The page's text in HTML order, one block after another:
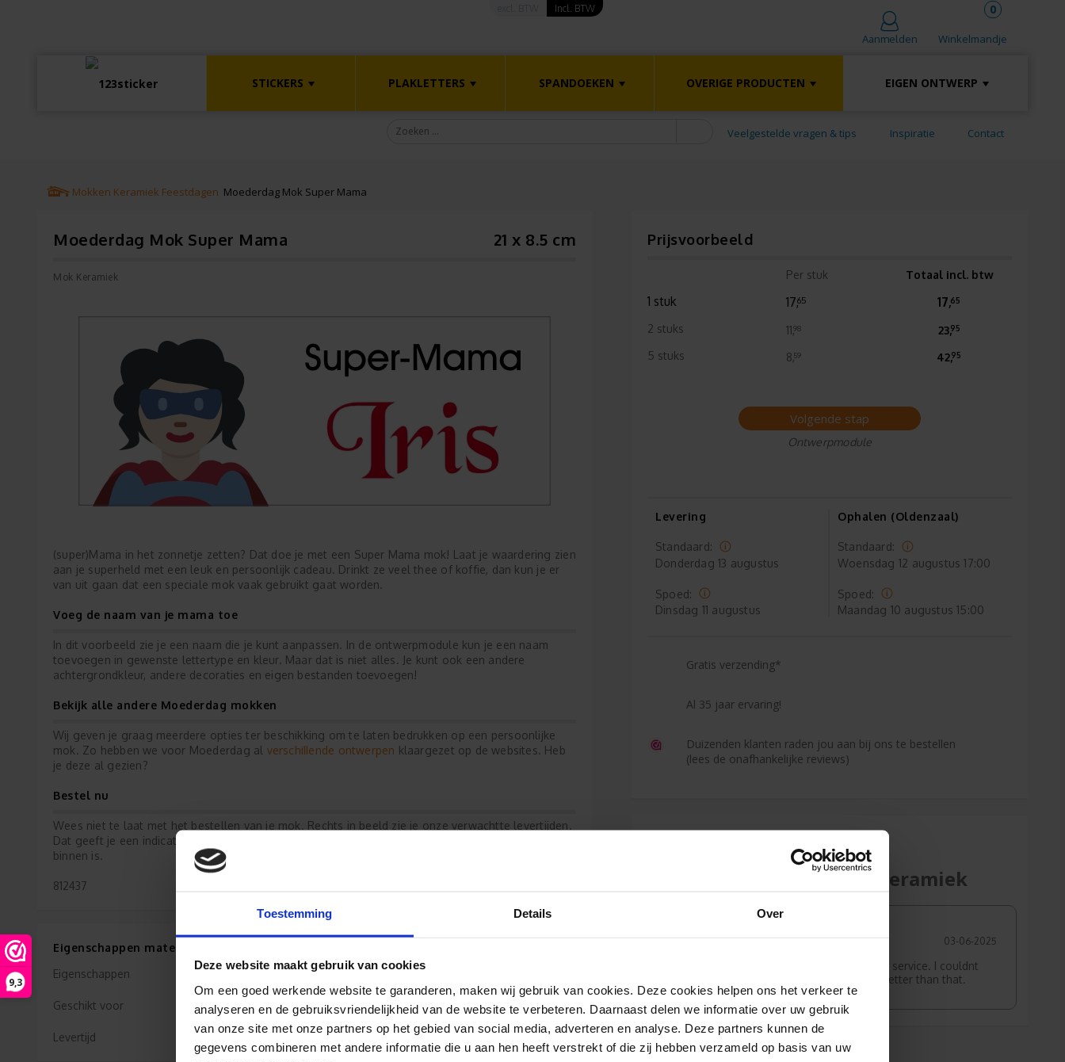
9,3
Toestemming Details Over
Deze website maakt gebruik van cookies
Om een goed werkende website te garanderen, maken wij gebruik van cookies. Deze cookies helpen ons het verkeer te
analyseren en de gebruiksvriendelijkheid van de website te verbeteren. Daarnaast delen we informatie over uw gebruik
van onze site met onze partners op het gebied van social media, adverteren en analyse. Deze partners kunnen de
gegevens combineren met andere informatie die u aan hen heeft verstrekt of die zij hebben verzameld op basis van uw
Aanmelden Winkelmandje
0
STICKERS PLAKLETTERS SPANDOEKEN OVERIGE PRODUCTEN EIGEN ONTWERP
Veelgestelde vragen & tips Inspiratie Contact
Incl. BTW
Mokken Keramiek Feestdagen Moederdag Mok Super Mama
Moederdag Mok Super Mama 21 x 8.5 cm
Mok Keramiek
(super)Mama in het zonnetje zetten? Dat doe je met een Super Mama mok! Laat je waardering zien
aan je superheld met een leuk en persoonlijk cadeau. Drinkt ze veel thee of koffie, dan kun je er
van uit gaan dat een speciale mok vaak gebruikt gaat worden.
Voeg de naam van je mama toe
In dit voorbeeld zie je een naam die je kunt aanpassen. In de ontwerpmodule kun je een naam
toevoegen in gewenste lettertype en kleur. Maar dat is niet alles. Je kunt ook een andere
achtergrondkleur, andere decoraties en eigen bestanden toevoegen!
Bekijk alle andere Moederdag mokken
Wij geven je graag meerdere opties ter beschikking om te laten bedrukken op een persoonlijke
mok. Zo hebben we voor Moederdag al verschillende ontwerpen klaargezet op de websites. Heb
je deze al gezien?
Bestel nu
Wees niet te laat met het bestellen van je mok. Rechts in beeld zie je onze verwachtte levertijden.
Dat geeft je een indicatie wanneer je uiterlijk je bestelling kan plaatsen zodat het op tijd bij je thuis
binnen is.
812437
Eigenschappen materiaal Mok Keramiek
Eigenschappen
Geschikt voor
Levertijd
Prijsvoorbeeld
Per stuk Totaal incl. btw
1 stuk 17,65 17,65
2 stuks 11,98 23,95
5 stuks 8,59 42,95
Volgende stap
Ontwerpmodule
Levering
Standaard:
Donderdag 13 augustus
Spoed:
Dinsdag 11 augustus
Ophalen (Oldenzaal)
Standaard:
Woensdag 12 augustus 17:00
Spoed:
Maandag 10 augustus 15:00
Gratis verzending*
Al 35 jaar ervaring!
Duizenden klanten raden jou aan bij ons te bestellen
(lees de onafhankelijke reviews)
Mok Keramiek
03-06-2025
Amazing service. I couldnt
expect better than that.